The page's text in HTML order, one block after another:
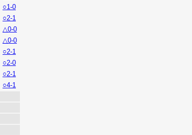
○1-0
○2-1
△0-0
△0-0
○2-1
○2-0
○2-1
○4-1